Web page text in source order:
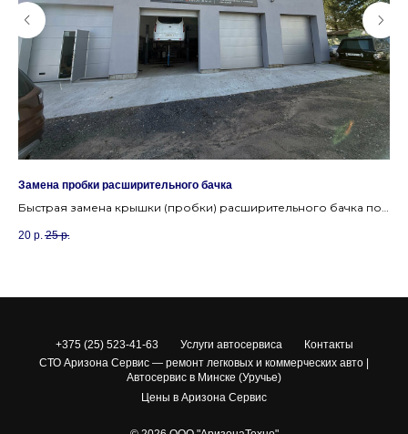
Замена пробки расширительного бачка
Быстрая замена крышки (пробки) расширительного бачка по
20 р. 25 р.
+375 (25) 523-41-63 Услуги автосервиса
Контакты
СТО Аризона Сервис — ремонт легковых и коммерческих авто |
Автосервис в Минске (Уручье)
Цены в Аризона Сервис